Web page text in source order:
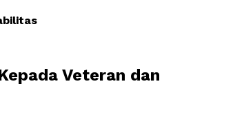
Veteran dan